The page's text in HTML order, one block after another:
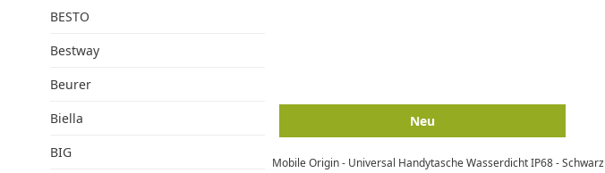
BESTO
Bestway
Beurer
Biella
BIG
Neu
Mobile Origin - Universal Handytasche Wasserdicht IP68 - Schwarz